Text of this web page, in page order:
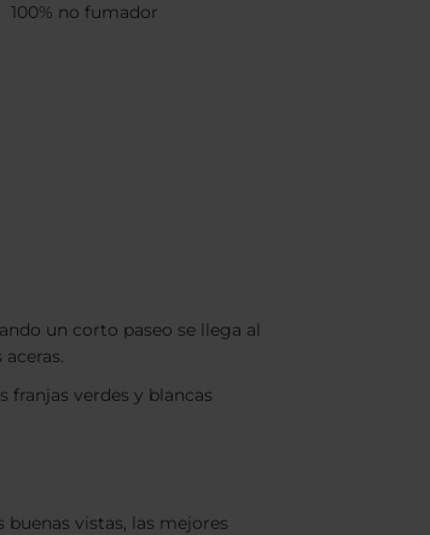
100% no fumador
un corto paseo se llega al
verdes y blancas
vistas, las mejores